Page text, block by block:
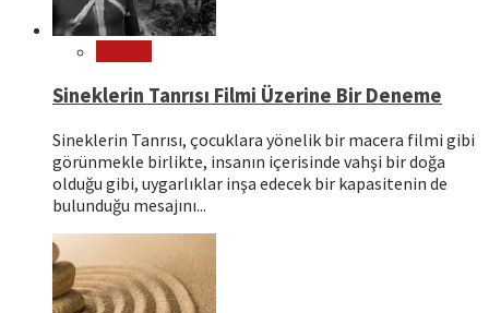
Sineklerin Tanrısı Filmi Üzerine Bir Deneme
Sineklerin Tanrısı, çocuklara yönelik bir macera filmi gibi
görünmekle birlikte, insanın içerisinde vahşi bir doğa
olduğu gibi, uygarlıklar inşa edecek bir kapasitenin de
bulunduğu mesajını...